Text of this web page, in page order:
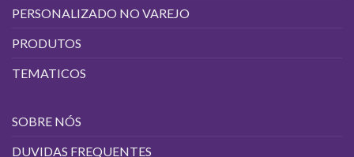
PERSONALIZADO NO VAREJO
PRODUTOS
TEMATICOS
SOBRE NÓS
DUVIDAS FREQUENTES